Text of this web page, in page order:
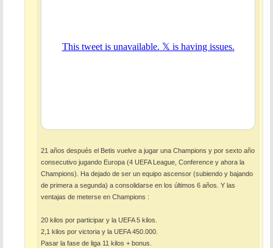
21 años después el Betis vuelve a jugar una Champions y por sexto año
consecutivo jugando Europa (4 UEFA League, Conference y ahora la
Champions). Ha dejado de ser un equipo ascensor (subiendo y bajando
de primera a segunda) a consolidarse en los últimos 6 años. Y las
ventajas de meterse en Champions :
20 kilos por participar y la UEFA 5 kilos.
2,1 kilos por victoria y la UEFA 450.000.
Pasar la fase de liga 11 kilos + bonus.